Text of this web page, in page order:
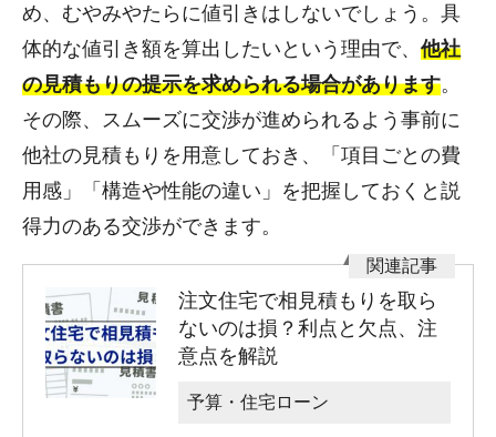
め、むやみやたらに値引きはしないでしょう。具
体的な値引き額を算出したいという理由で、 他社
の見積もりの提示を求められる場合があります。
その際、スムーズに交渉が進められるよう事前に
他社の見積もりを用意しておき、「項目ごとの費
用感」「構造や性能の違い」を把握しておくと説
得力のある交渉ができます。
注文住宅で相見積もりを取ら
ないのは損？利点と欠点、注
意点を解説
予算・住宅ローン